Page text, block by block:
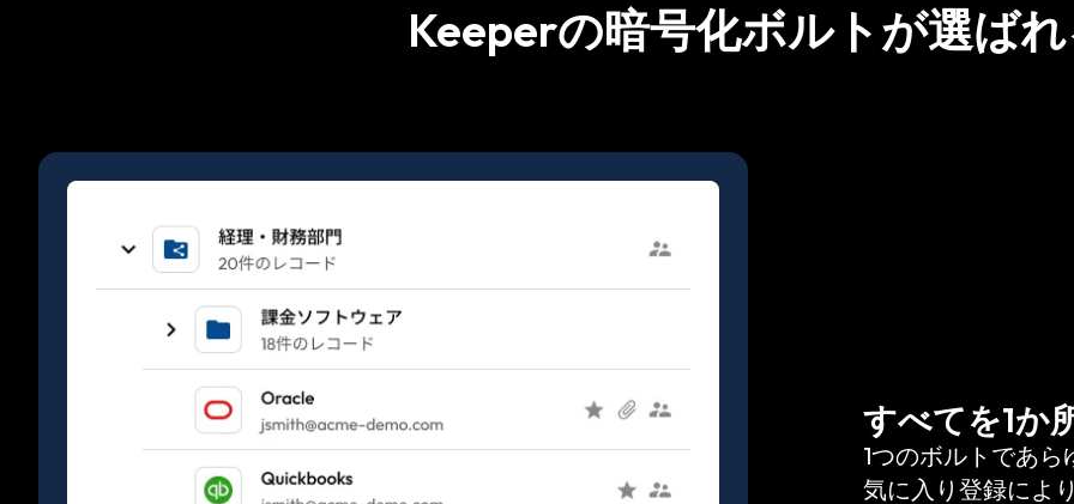
Keeperの暗号化ボルトが選ば
すべてを1か
1つのボルトであ
気に入り登録によ